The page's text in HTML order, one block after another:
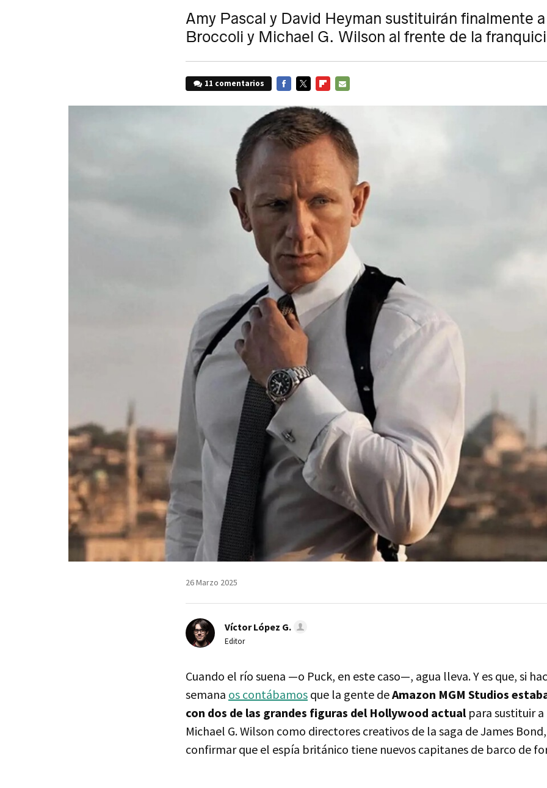
Amy Pascal y David Heyman sustituirán finalmente
Broccoli y Michael G. Wilson al frente de la
11 comentarios
26 Marzo 2025
Víctor López G.
Editor
Cuando el río suena —o Puck, en este caso—, agua lleva. Y es que, si
semana os contábamos que la gente deAmazon MGM Studios
con dos de las grandes figuras del Hollywood actual para sustituir
Michael G. Wilson como directores creativos de la saga de James
confirmar que el espía británico tiene nuevos capitanes de barco de